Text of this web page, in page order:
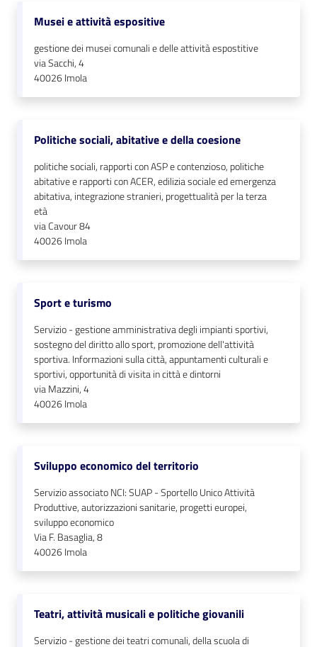
Musei e attività espositive
gestione dei musei comunali e delle attività espostitive
via Sacchi, 4
40026Imola
Politiche sociali, abitative e della coesione
politiche sociali, rapporti con ASP e contenzioso, politiche
abitative e rapporti con ACER, edilizia sociale ed emergenza
abitativa, integrazione stranieri, progettualità per la terza
età
via Cavour 84
40026Imola
Sport e turismo
Servizio - gestione amministrativa degli impianti sportivi,
sostegno del diritto allo sport, promozione dell'attività
sportiva. Informazioni sulla città, appuntamenti culturali e
sportivi, opportunità di visita in città e dintorni
via Mazzini, 4
40026Imola
Sviluppo economico del territorio
Servizio associato NCI: SUAP - Sportello Unico Attività
Produttive, autorizzazioni sanitarie, progetti europei,
sviluppo economico
Via F. Basaglia, 8
40026Imola
Teatri, attività musicali e politiche giovanili
Servizio - gestione dei teatri comunali, della scuola di